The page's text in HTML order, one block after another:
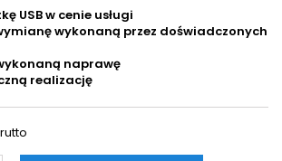
USB w cenie usługi
wykonaną przez doświadczonych
naprawę
realizację